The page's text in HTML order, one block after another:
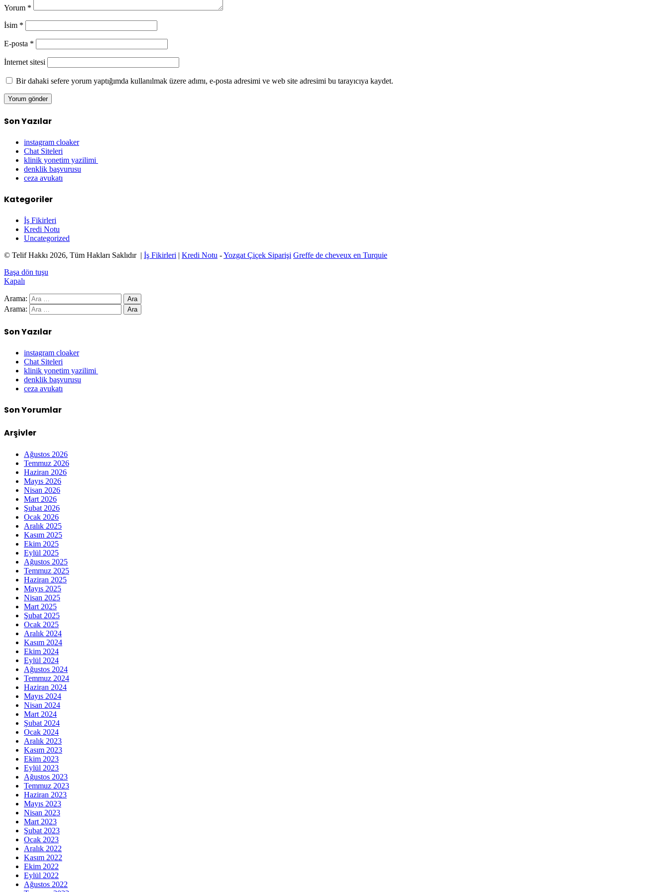
Yorum *
İsim *
E-posta *
İnternet sitesi
Bir dahaki sefere yorum yaptığımda kullanılmak üzere adımı, e-posta adresimi ve web site adresimi bu tarayıcıya kaydet.
Son Yazılar
instagram cloaker
Chat Siteleri
klinik yonetim yazilimi
denklik başvurusu
ceza avukatı
Kategoriler
İş Fikirleri
Kredi Notu
Uncategorized
© Telif Hakkı 2026, Tüm Hakları Saklıdır | İş Fikirleri | Kredi Notu -Yozgat Çiçek Siparişi Greffe de cheveux en Turquie
Başa dön tuşu
Kapalı
Arama:
Arama:
Son Yazılar
instagram cloaker
Chat Siteleri
klinik yonetim yazilimi
denklik başvurusu
ceza avukatı
Son Yorumlar
Arşivler
Ağustos 2026
Temmuz 2026
Haziran 2026
Mayıs 2026
Nisan 2026
Mart 2026
Şubat 2026
Ocak 2026
Aralık 2025
Kasım 2025
Ekim 2025
Eylül 2025
Ağustos 2025
Temmuz 2025
Haziran 2025
Mayıs 2025
Nisan 2025
Mart 2025
Şubat 2025
Ocak 2025
Aralık 2024
Kasım 2024
Ekim 2024
Eylül 2024
Ağustos 2024
Temmuz 2024
Haziran 2024
Mayıs 2024
Nisan 2024
Mart 2024
Şubat 2024
Ocak 2024
Aralık 2023
Kasım 2023
Ekim 2023
Eylül 2023
Ağustos 2023
Temmuz 2023
Haziran 2023
Mayıs 2023
Nisan 2023
Mart 2023
Şubat 2023
Ocak 2023
Aralık 2022
Kasım 2022
Ekim 2022
Eylül 2022
Ağustos 2022